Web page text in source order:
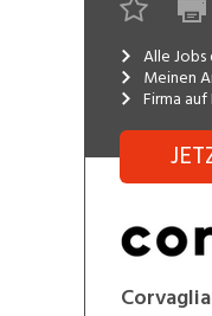
Medien,
Alle
Meinen
Firma